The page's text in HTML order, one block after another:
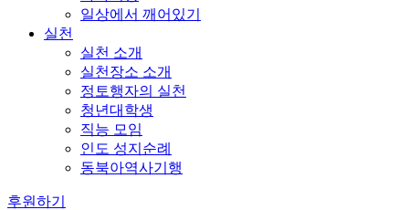
일상에서 깨어있기
실천
실천 소개
실천장소 소개
정토행자의 실천
청년대학생
직능 모임
인도 성지순례
동북아역사기행
후원하기